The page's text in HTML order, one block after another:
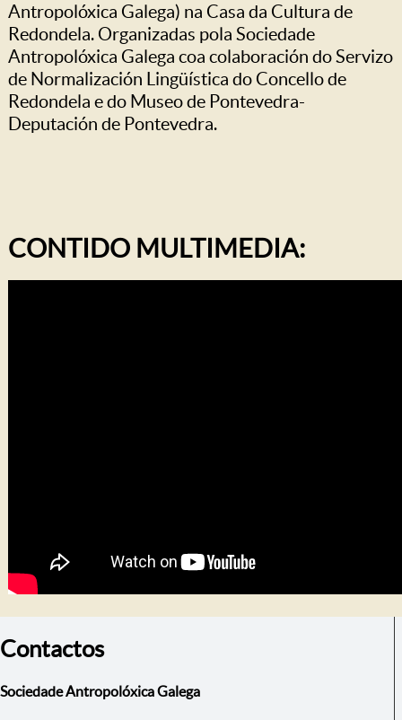
Antropolóxica Galega) na Casa da Cultura de
Redondela. Organizadas pola Sociedade
Antropolóxica Galega coa colaboración do Servizo
de Normalización Lingüística do Concello de
Redondela e do Museo de Pontevedra-
Deputación de Pontevedra.
CONTIDO MULTIMEDIA:
Contactos
Sociedade Antropolóxica Galega